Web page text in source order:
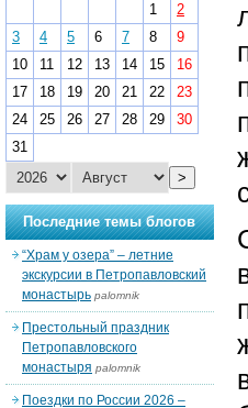
1
2
3
4 5 6 7 8
9
10
11 12 13 14 15
16
17
18 19 20 21 22
23
24
25 26 27 28 29
30
31
>
Последние темы блогов
“Храм у озера” – летние
экскурсии в Петропавловский
монастырь palomnik
Престольный праздник
Петропавловского
монастыря palomnik
Поездки по России 2026 –